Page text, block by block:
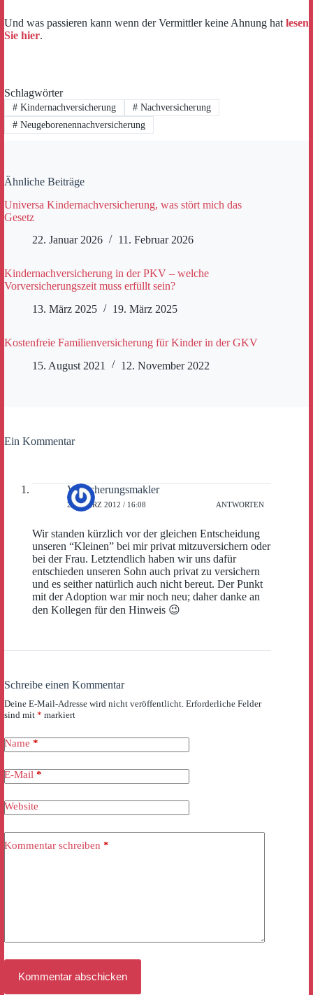
Und was passieren kann wenn der Vermittler keine Ahnung hat lesen
Sie hier.
Schlagwörter
#Kindernachversicherung #Nachversicherung
#Neugeborenennachversicherung
Ähnliche Beiträge
Universa Kindernachversicherung, was stört mich das
Gesetz
22. Januar 2026
11. Februar 2026
Kindernachversicherung in der PKV – welche
Vorversicherungszeit muss erfüllt sein?
13. März 2025
19. März 2025
Kostenfreie Familienversicherung für Kinder in der GKV
15. August 2021
12. November 2022
Ein Kommentar
Versicherungsmakler
22. MÄRZ 2012 / 16:08 ANTWORTEN
Wir standen kürzlich vor der gleichen Entscheidung
unseren “Kleinen” bei mir privat mitzuversichern oder
bei der Frau. Letztendlich haben wir uns dafür
entschieden unseren Sohn auch privat zu versichern
und es seither natürlich auch nicht bereut. Der Punkt
mit der Adoption war mir noch neu; daher danke an
den Kollegen für den Hinweis 😉
Schreibe einen Kommentar
Deine E-Mail-Adresse wird nicht veröffentlicht. Erforderliche Felder
sind mit * markiert
Name *
E-Mail *
Website
Kommentar schreiben *
Kommentar abschicken